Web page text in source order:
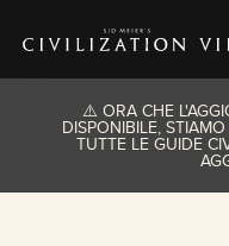
⚠️ ORA CHE
DISPONIBILE,
TUTTE LE GUIDE